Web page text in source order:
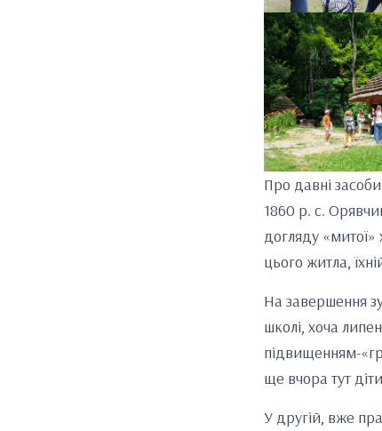
Про давні засоби
1860 р. с.
догляду «митої»
цього житла,
На завершення
школі, хоча
підвищенням-
ще вчора тут
У другій, вже